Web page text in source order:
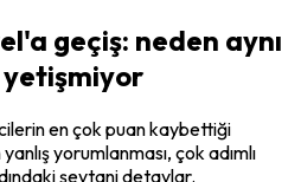
geçiş: neden aynı
yetişmiyor
en çok puan kaybettiği
yorumlanması, çok adımlı
şeytani detaylar.